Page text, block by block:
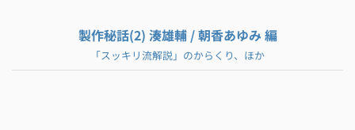
製作秘話(2) 湊雄輔 / 朝香あゆみ 編
「スッキリ流解説」のからくり、ほか